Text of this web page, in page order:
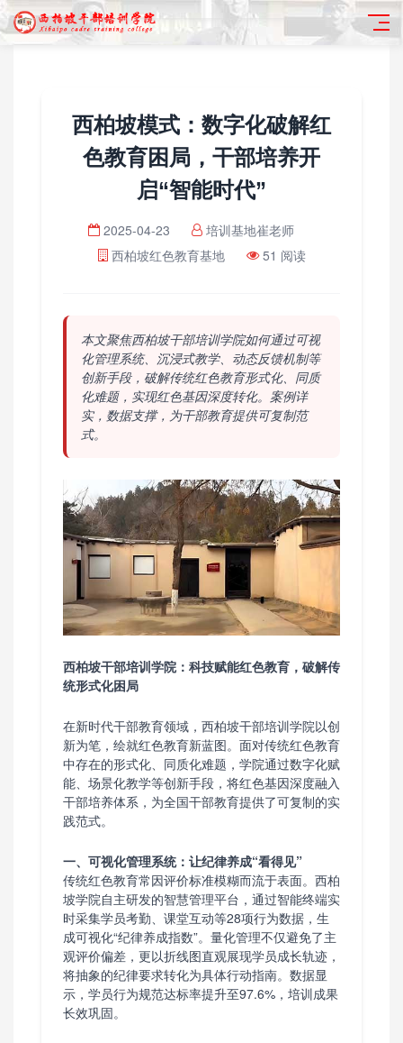
西柏坡模式：数字化破解红
色教育困局，干部培养开
启“智能时代”
2025-04-23
培训基地崔老师
西柏坡红色教育基地
51 阅读
本文聚焦西柏坡干部培训学院如何通过可视
化管理系统、沉浸式教学、动态反馈机制等
创新手段，破解传统红色教育形式化、同质
化难题，实现红色基因深度转化。案例详
实，数据支撑，为干部教育提供可复制范
式。
西柏坡干部培训学院：科技赋能红色教育，破解传
统形式化困局
在新时代干部教育领域，西柏坡干部培训学院以创
新为笔，绘就红色教育新蓝图。面对传统红色教育
中存在的形式化、同质化难题，学院通过数字化赋
能、场景化教学等创新手段，将红色基因深度融入
干部培养体系，为全国干部教育提供了可复制的实
践范式。
一、可视化管理系统：让纪律养成“看得见”
传统红色教育常因评价标准模糊而流于表面。西柏
坡学院自主研发的智慧管理平台，通过智能终端实
时采集学员考勤、课堂互动等28项行为数据，生
成可视化“纪律养成指数”。量化管理不仅避免了主
观评价偏差，更以折线图直观展现学员成长轨迹，
将抽象的纪律要求转化为具体行动指南。数据显
示，学员行为规范达标率提升至97.6%，培训成果
长效巩固。